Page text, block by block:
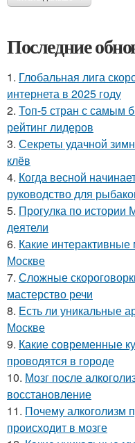
Последние
1. Глобальная лига
интернета в 2025 году
2. Топ-5 стран с самым
рейтинг лидеров
3. Секреты удачной
клёв
4. Когда весной
руководство для
5. Прогулка по
деятели
6. Какие интерактивные
Москве
7. Сложные
мастерство речи
8. Есть ли уникальные
Москве
9. Какие современные
проводятся в городе
10. Мозг после
восстановление
11. Почему алкоголизм
происходит в мозге